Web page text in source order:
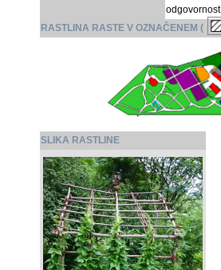
odgovornost
RASTLINA RASTE V OZNAČENEM (
SLIKA RASTLINE